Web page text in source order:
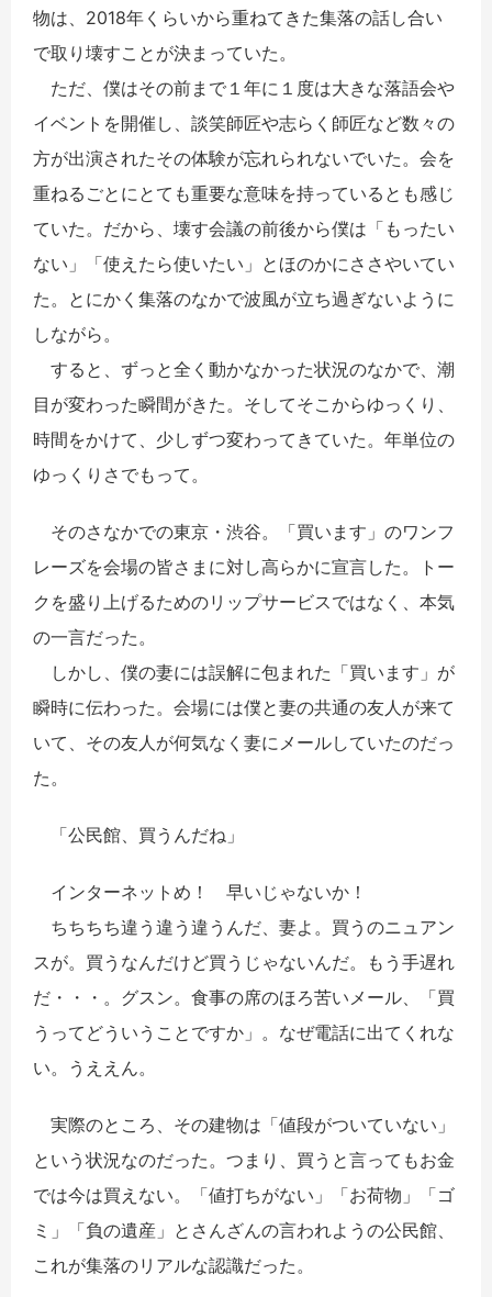
物は、2018年くらいから重ねてきた集落の話し合い
で取り壊すことが決まっていた。
ただ、僕はその前まで１年に１度は大きな落語会や
イベントを開催し、談笑師匠や志らく師匠など数々の
方が出演されたその体験が忘れられないでいた。会を
重ねるごとにとても重要な意味を持っているとも感じ
ていた。だから、壊す会議の前後から僕は「もったい
ない」「使えたら使いたい」とほのかにささやいてい
た。とにかく集落のなかで波風が立ち過ぎないように
しながら。
すると、ずっと全く動かなかった状況のなかで、潮
目が変わった瞬間がきた。そしてそこからゆっくり、
時間をかけて、少しずつ変わってきていた。年単位の
ゆっくりさでもって。
そのさなかでの東京・渋谷。「買います」のワンフ
レーズを会場の皆さまに対し高らかに宣言した。トー
クを盛り上げるためのリップサービスではなく、本気
の一言だった。
しかし、僕の妻には誤解に包まれた「買います」が
瞬時に伝わった。会場には僕と妻の共通の友人が来て
いて、その友人が何気なく妻にメールしていたのだっ
た。
「公民館、買うんだね」
インターネットめ！ 早いじゃないか！
ちちちち違う違う違うんだ、妻よ。買うのニュアン
スが。買うなんだけど買うじゃないんだ。もう手遅れ
だ・・・。グスン。食事の席のほろ苦いメール、「買
うってどういうことですか」。なぜ電話に出てくれな
い。うええん。
実際のところ、その建物は「値段がついていない」
という状況なのだった。つまり、買うと言ってもお金
では今は買えない。「値打ちがない」「お荷物」「ゴ
ミ」「負の遺産」とさんざんの言われようの公民館、
これが集落のリアルな認識だった。